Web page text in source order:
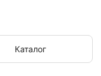
Каталог